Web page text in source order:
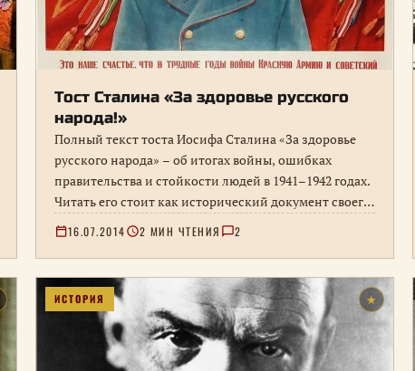
Тост Сталина «За здоровье русского
народа!»
Полный текст тоста Иосифа Сталина «За здоровье
русского народа» – об итогах войны, ошибках
правительства и стойкости людей в 1941–1942 годах.
Читать его стоит как исторический документ своего
времени.
16.07.2014 2 МИН ЧТЕНИЯ 2
ИСТОРИЯ ★